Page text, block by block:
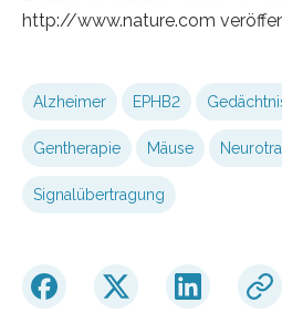
http://www.nature.com
Alzheimer EPHB2
Gentherapie Mäuse
Signalübertragung